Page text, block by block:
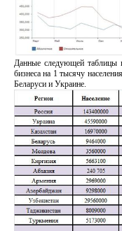
Данные следующей таблицы
бизнеса на 1 тысячу
Беларуси и Украине.